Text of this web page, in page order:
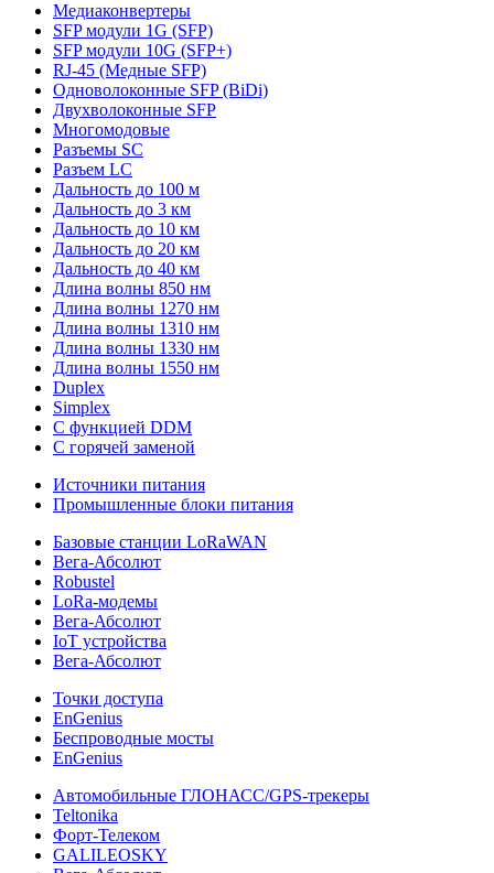
Медиаконвертеры
SFP модули 1G (SFP)
SFP модули 10G (SFP+)
RJ-45 (Медные SFP)
Одноволоконные SFP (BiDi)
Двухволоконные SFP
Многомодовые
Разъемы SC
Разъем LC
Дальность до 100 м
Дальность до 3 км
Дальность до 10 км
Дальность до 20 км
Дальность до 40 км
Длина волны 850 нм
Длина волны 1270 нм
Длина волны 1310 нм
Длина волны 1330 нм
Длина волны 1550 нм
Duplex
Simplex
С функцией DDM
С горячей заменой
Источники питания
Промышленные блоки питания
Базовые станции LoRaWAN
Вега-Абсолют
Robustel
LoRa-модемы
Вега-Абсолют
IoT устройства
Вега-Абсолют
Точки доступа
EnGenius
Беспроводные мосты
EnGenius
Автомобильные ГЛОНАСС/GPS-трекеры
Teltonika
Форт-Телеком
GALILEOSKY